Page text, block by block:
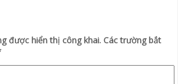
được hiển thị công khai. Các trường bắt